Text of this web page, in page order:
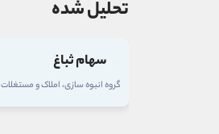
تحلیل شده
سهام ثباغ
گروه انبوه سازی، املاک و مستغلات